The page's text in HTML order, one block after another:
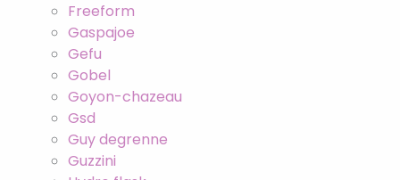
Freeform
Gaspajoe
Gefu
Gobel
Goyon-chazeau
Gsd
Guy degrenne
Guzzini